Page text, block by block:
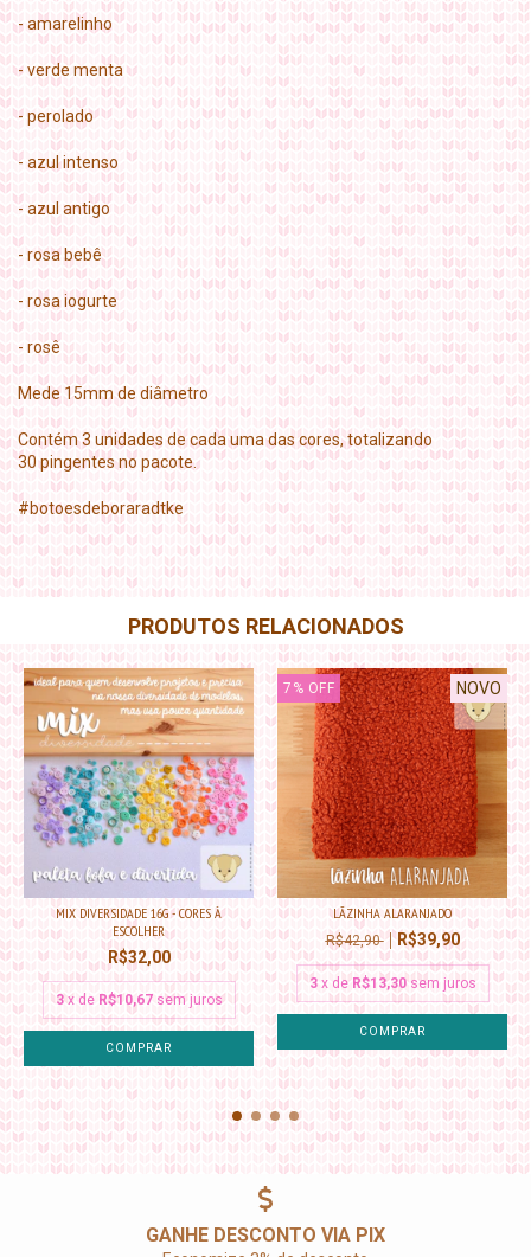
- amarelinho
- verde menta
- perolado
- azul intenso
- azul antigo
- rosa bebê
- rosa iogurte
- rosê
Mede 15mm de diâmetro
Contém 3 unidades de cada uma das cores, totalizando
30 pingentes no pacote.
#botoesdeboraradtke
PRODUTOS RELACIONADOS
MIX DIVERSIDADE 16G - CORES À
ESCOLHER
R$32,00
3 x de R$10,67 sem juros
COMPRAR
7 % OFF NOVO
LÃZINHA ALARANJADO
R$42,90 R$39,90
3 x deR$13,30 sem juros
GANHE DESCONTO VIA PIX